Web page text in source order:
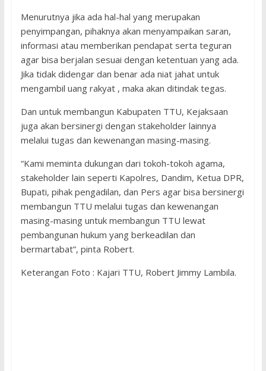
Menurutnya jika ada hal-hal yang merupakan
penyimpangan, pihaknya akan menyampaikan saran,
informasi atau memberikan pendapat serta teguran
agar bisa berjalan sesuai dengan ketentuan yang ada.
Jika tidak didengar dan benar ada niat jahat untuk
mengambil uang rakyat , maka akan ditindak tegas.
Dan untuk membangun Kabupaten TTU, Kejaksaan
juga akan bersinergi dengan stakeholder lainnya
melalui tugas dan kewenangan masing-masing.
“Kami meminta dukungan dari tokoh-tokoh agama,
stakeholder lain seperti Kapolres, Dandim, Ketua DPR,
Bupati, pihak pengadilan, dan Pers agar bisa bersinergi
membangun TTU melalui tugas dan kewenangan
masing-masing untuk membangun TTU lewat
pembangunan hukum yang berkeadilan dan
bermartabat”, pinta Robert.
Keterangan Foto : Kajari TTU, Robert Jimmy Lambila.